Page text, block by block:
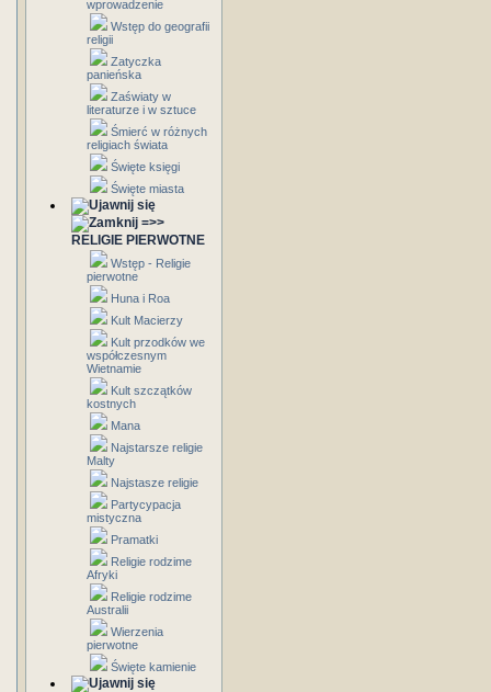
wprowadzenie
Wstęp do geografii
religii
Zatyczka
panieńska
Zaświaty w
literaturze i w sztuce
Śmierć w różnych
religiach świata
Święte księgi
Święte miasta
=>>
RELIGIE PIERWOTNE
Wstęp - Religie
pierwotne
Huna i Roa
Kult Macierzy
Kult przodków we
współczesnym
Wietnamie
Kult szczątków
kostnych
Mana
Najstarsze religie
Malty
Najstasze religie
Partycypacja
mistyczna
Pramatki
Religie rodzime
Afryki
Religie rodzime
Australii
Wierzenia
pierwotne
Święte kamienie